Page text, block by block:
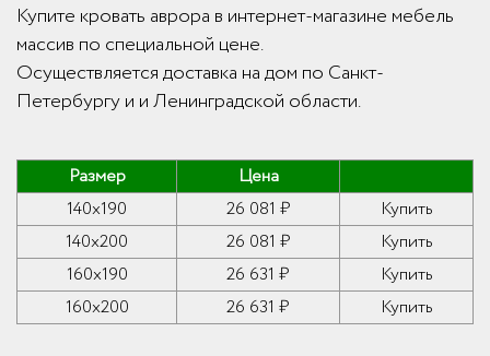
Купите кровать аврора в интернет-магазине мебель
массив по специальной цене.
Осуществляется доставка на дом по Санкт-
Петербургу и и Ленинградской области.
Размер
Цена
140x190
26 081 ₽
Купить
140x200
26 081 ₽
Купить
160x190
26 631 ₽
Купить
160x200
26 631 ₽ Купить